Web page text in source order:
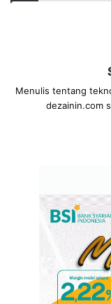
Menulis tentang
dezainin.com